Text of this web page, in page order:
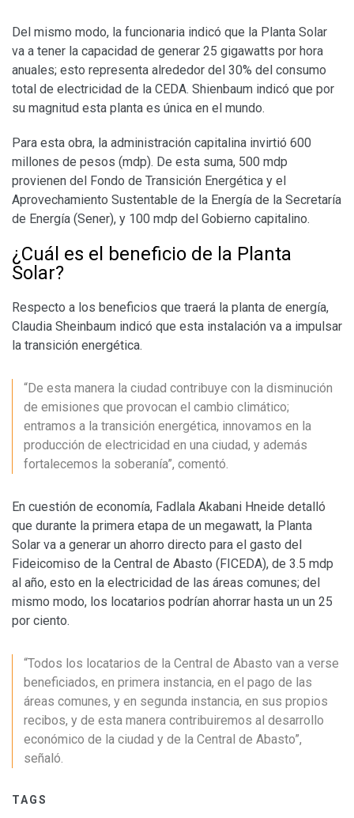
Del mismo modo, la funcionaria indicó que la Planta Solar
va a tener la capacidad de generar 25 gigawatts por hora
anuales; esto representa alrededor del 30% del consumo
total de electricidad de la CEDA. Shienbaum indicó que por
su magnitud esta planta es única en el mundo.
Para esta obra, la administración capitalina invirtió 600
millones de pesos (mdp). De esta suma, 500 mdp
provienen del Fondo de Transición Energética y el
Aprovechamiento Sustentable de la Energía de la Secretaría
de Energía (Sener), y 100 mdp del Gobierno capitalino.
¿Cuál es el beneficio de la Planta
Solar?
Respecto a los beneficios que traerá la planta de energía,
Claudia Sheinbaum indicó que esta instalación va a impulsar
la transición energética.
“De esta manera la ciudad contribuye con la disminución
de emisiones que provocan el cambio climático;
entramos a la transición energética, innovamos en la
producción de electricidad en una ciudad, y además
fortalecemos la soberanía”, comentó.
En cuestión de economía, Fadlala Akabani Hneide detalló
que durante la primera etapa de un megawatt, la Planta
Solar va a generar un ahorro directo para el gasto del
Fideicomiso de la Central de Abasto (FICEDA), de 3.5 mdp
al año, esto en la electricidad de las áreas comunes; del
mismo modo, los locatarios podrían ahorrar hasta un un 25
por ciento.
“Todos los locatarios de la Central de Abasto van a verse
beneficiados, en primera instancia, en el pago de las
áreas comunes, y en segunda instancia, en sus propios
recibos, y de esta manera contribuiremos al desarrollo
económico de la ciudad y de la Central de Abasto”,
señaló.
TAGS